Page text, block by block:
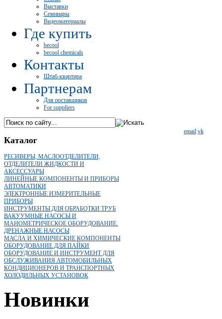
Выставки
Семинары
Видеоматериалы
Где купить
becool
becool chemicals
Контакты
Штаб-квартира
Партнерам
Для поставщиков
For suppliers
email vk
Каталог
РЕСИВЕРЫ, МАСЛООТДЕЛИТЕЛИ,
ОТДЕЛИТЕЛИ ЖИДКОСТИ И
АКСЕССУАРЫ
ЛИНЕЙНЫЕ КОМПОНЕНТЫ И ПРИБОРЫ
АВТОМАТИКИ
ЭЛЕКТРОННЫЕ ИЗМЕРИТЕЛЬНЫЕ
ПРИБОРЫ
ИНСТРУМЕНТЫ ДЛЯ ОБРАБОТКИ ТРУБ
ВАКУУМНЫЕ НАСОСЫ И
МАНОМЕТРИЧЕСКОЕ ОБОРУДОВАНИЕ.
ДРЕНАЖНЫЕ НАСОСЫ
МАСЛА И ХИМИЧЕСКИЕ КОМПОНЕНТЫ
ОБОРУДОВАНИЕ ДЛЯ ПАЙКИ
ОБОРУДОВАНИЕ И ИНСТРУМЕНТ ДЛЯ
ОБСЛУЖИВАНИЯ АВТОМОБИЛЬНЫХ
КОНДИЦИОНЕРОВ И ТРАНСПОРТНЫХ
ХОЛОДИЛЬНЫХ УСТАНОВОК
Новинки